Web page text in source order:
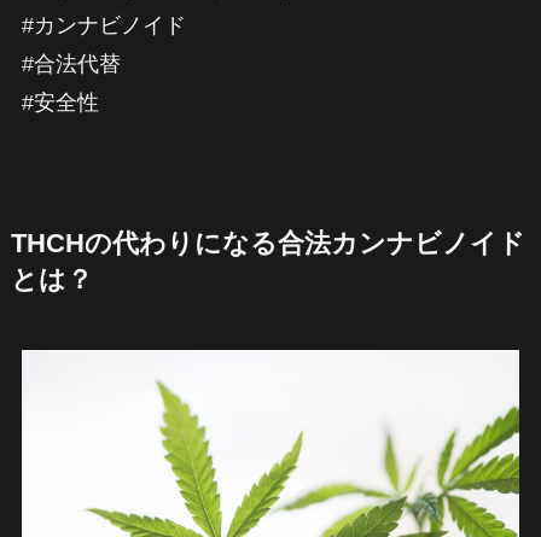
#カンナビノイド
#合法代替
#安全性
THCHの代わりになる合法カンナビノイド
とは？